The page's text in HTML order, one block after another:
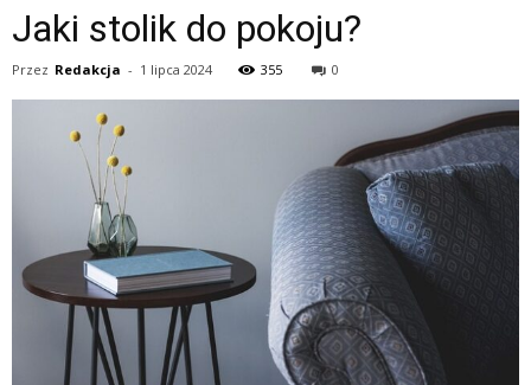
Jaki stolik do pokoju?
Przez Redakcja - 1 lipca 2024 355 0